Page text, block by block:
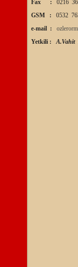
Fax :
0216
GSM :
0532
e-mail :
Yetkili :